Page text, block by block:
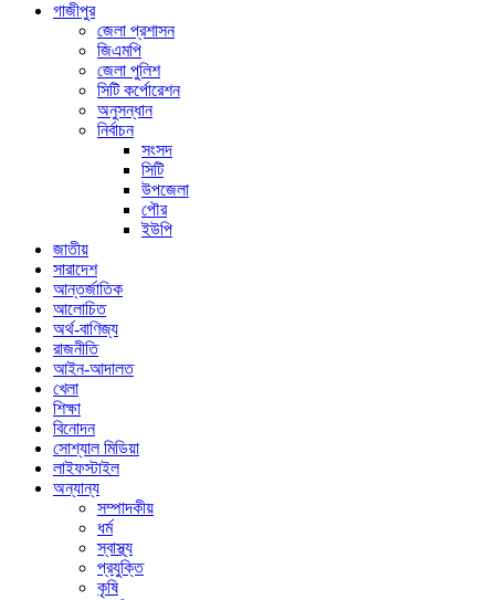
গাজীপুর
জেলা প্রশাসন
জিএমপি
জেলা পুলিশ
সিটি কর্পোরেশন
অনুসন্ধান
নির্বাচন
সংসদ
সিটি
উপজেলা
পৌর
ইউপি
জাতীয়
সারাদেশ
আন্তর্জাতিক
আলোচিত
অর্থ-বাণিজ্য
রাজনীতি
আইন-আদালত
খেলা
শিক্ষা
বিনোদন
সোশ্যাল মিডিয়া
লাইফস্টাইল
অন্যান্য
সম্পাদকীয়
ধর্ম
স্বাস্থ্য
প্রযুক্তি
কৃষি